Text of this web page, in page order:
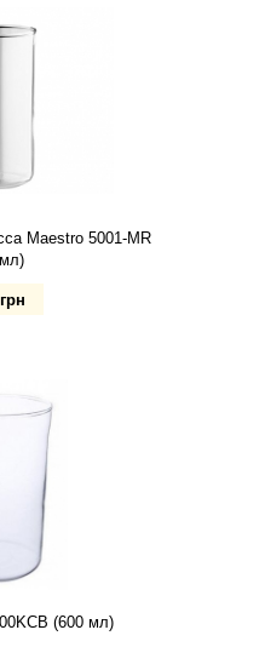
Maestro 5001-MR
грн
(600 мл)